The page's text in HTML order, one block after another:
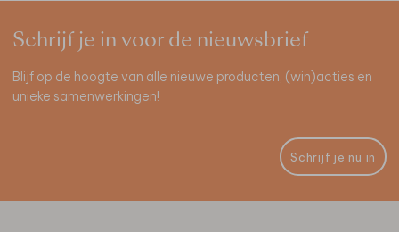
Schrijf je in voor de nieuwsbrief
Blijf op de hoogte van alle nieuwe producten, (win)acties en
unieke samenwerkingen!
Schrijf je nu in